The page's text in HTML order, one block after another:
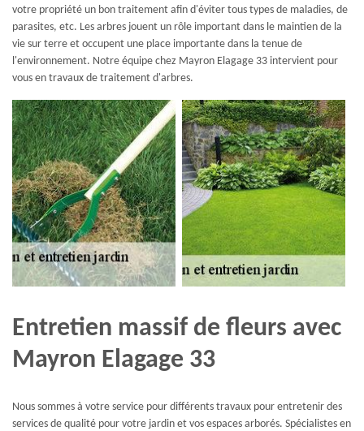
votre propriété un bon traitement afin d'éviter tous types de maladies, de
parasites, etc. Les arbres jouent un rôle important dans le maintien de la
vie sur terre et occupent une place importante dans la tenue de
l'environnement. Notre équipe chez Mayron Elagage 33 intervient pour
vous en travaux de traitement d'arbres.
Entretien massif de fleurs avec
Mayron Elagage 33
Nous sommes à votre service pour différents travaux pour entretenir des
services de qualité pour votre jardin et vos espaces arborés. Spécialistes en